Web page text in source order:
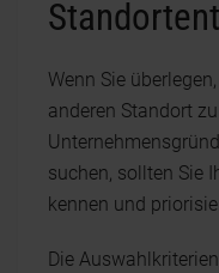
Wenn Sie
anderen Standort
suchen, sollten Sie
kennen und
Die